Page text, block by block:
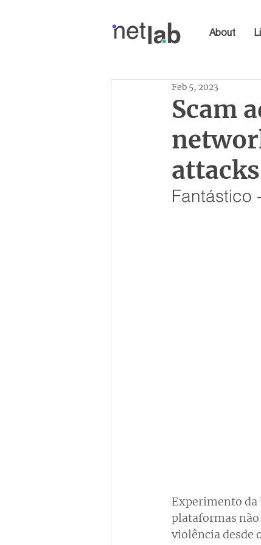
About
Scam
attacks
Feb 5, 2023
Fantástico
Experimento da
plataformas
violência desde